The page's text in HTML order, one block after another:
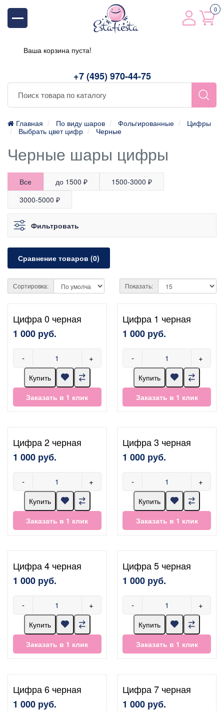
+7 (495) 970-44-75
0
Ваша корзина пуста!
Главная По виду шаров Фольгированные
Цифры
Выбрать цвет цифр
Черные
Черные шары цифры
Все до 1500 ₽
1500-3000 ₽
3000-5000 ₽
Фильтровать
Сравнение товаров (0)
Сортировка: Показать:
Цифра 0 черная
1 000 руб.
- +
Купить
Заказать в 1 клик
Цифра 1 черная
1 000 руб.
- +
Купить
Заказать в 1 клик
Цифра 2 черная
1 000 руб.
- +
Купить
Заказать в 1 клик
Цифра 3 черная
1 000 руб.
- +
Купить
Заказать в 1 клик
Цифра 4 черная
1 000 руб.
- +
Купить
Заказать в 1 клик
Цифра 5 черная
1 000 руб.
- +
Купить
Заказать в 1 клик
Цифра 6 черная
1 000 руб.
Цифра 7 черная
1 000 руб.